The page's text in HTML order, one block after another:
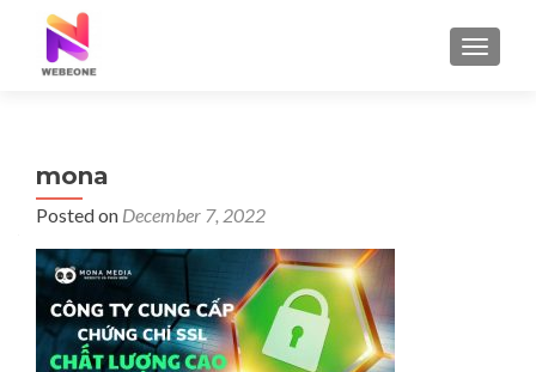
mona
Posted on December 7, 2022